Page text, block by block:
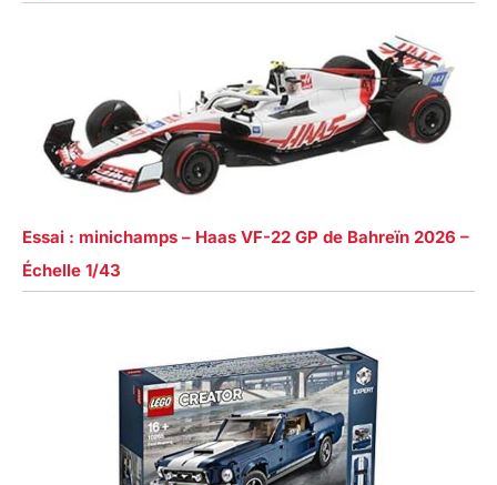
Essai : minichamps – Haas VF-22 GP de Bahreïn 2026 –
Échelle 1/43